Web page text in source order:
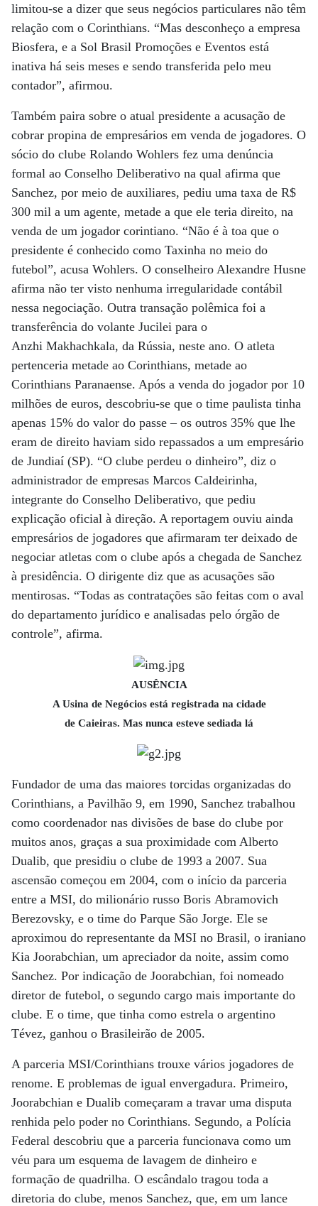
limitou-se a dizer que seus negócios particulares não têm
relação com o Corinthians. “Mas desconheço a empresa
Biosfera, e a Sol Brasil Promoções e Eventos está
inativa há seis meses e sendo transferida pelo meu
contador”, afirmou.
Também paira sobre o atual presidente a acusação de
cobrar propina de empresários em venda de jogadores. O
sócio do clube Rolando Wohlers fez uma denúncia
formal ao Conselho Deliberativo na qual afirma que
Sanchez, por meio de auxiliares, pediu uma taxa de R$
300 mil a um agente, metade a que ele teria direito, na
venda de um jogador corintiano. “Não é à toa que o
presidente é conhecido como Taxinha no meio do
futebol”, acusa Wohlers. O conselheiro Alexandre Husne
afirma não ter visto nenhuma irregularidade contábil
nessa negociação. Outra transação polêmica foi a
transferência do volante Jucilei para o
Anzhi Makhachkala, da Rússia, neste ano. O atleta
pertenceria metade ao Corinthians, metade ao
Corinthians Paranaense. Após a venda do jogador por 10
milhões de euros, descobriu-se que o time paulista tinha
apenas 15% do valor do passe – os outros 35% que lhe
eram de direito haviam sido repassados a um empresário
de Jundiaí (SP). “O clube perdeu o dinheiro”, diz o
administrador de empresas Marcos Caldeirinha,
integrante do Conselho Deliberativo, que pediu
explicação oficial à direção. A reportagem ouviu ainda
empresários de jogadores que afirmaram ter deixado de
negociar atletas com o clube após a chegada de Sanchez
à presidência. O dirigente diz que as acusações são
mentirosas. “Todas as contratações são feitas com o aval
do departamento jurídico e analisadas pelo órgão de
controle”, afirma.
AUSÊNCIA
A Usina de Negócios está registrada na cidade
de Caieiras. Mas nunca esteve sediada lá
Fundador de uma das maiores torcidas organizadas do
Corinthians, a Pavilhão 9, em 1990, Sanchez trabalhou
como coordenador nas divisões de base do clube por
muitos anos, graças a sua proximidade com Alberto
Dualib, que presidiu o clube de 1993 a 2007. Sua
ascensão começou em 2004, com o início da parceria
entre a MSI, do milionário russo Boris Abramovich
Berezovsky, e o time do Parque São Jorge. Ele se
aproximou do representante da MSI no Brasil, o iraniano
Kia Joorabchian, um apreciador da noite, assim como
Sanchez. Por indicação de Joorabchian, foi nomeado
diretor de futebol, o segundo cargo mais importante do
clube. E o time, que tinha como estrela o argentino
Tévez, ganhou o Brasileirão de 2005.
A parceria MSI/Corinthians trouxe vários jogadores de
renome. E problemas de igual envergadura. Primeiro,
Joorabchian e Dualib começaram a travar uma disputa
renhida pelo poder no Corinthians. Segundo, a Polícia
Federal descobriu que a parceria funcionava como um
véu para um esquema de lavagem de dinheiro e
formação de quadrilha. O escândalo tragou toda a
diretoria do clube, menos Sanchez, que, em um lance